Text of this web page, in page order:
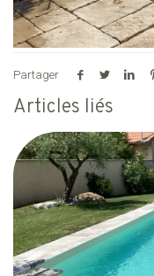
Partager
Articles liés